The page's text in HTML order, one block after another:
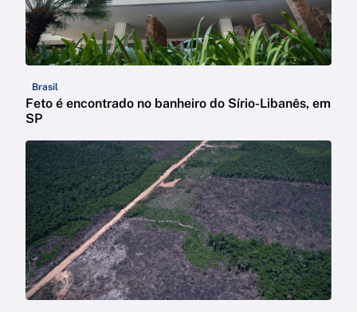
Brasil
Feto é encontrado no banheiro do Sírio-Libanês, em
SP